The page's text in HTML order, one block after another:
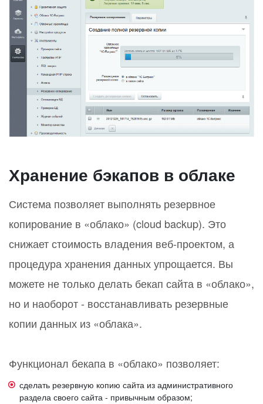
Хранение бэкапов в облаке
Система позволяет выполнять резервное
копирование в «облако» (cloud backup). Это
снижает стоимость владения веб-проектом, а
процедура хранения данных упрощается. Вы
можете не только делать бекап сайта в «облако»,
но и наоборот - восстанавливать резервные
копии данных из «облака».
Функционал бекапа в «облако» позволяет:
сделать резервную копию сайта из административного
раздела своего сайта - привычным образом;